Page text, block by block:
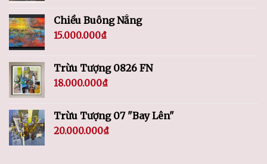
Chiều Buông Nắng
15.000.000₫
Trừu Tượng 0826 FN
18.000.000₫
Trừu Tượng 07 "Bay Lên"
20.000.000₫